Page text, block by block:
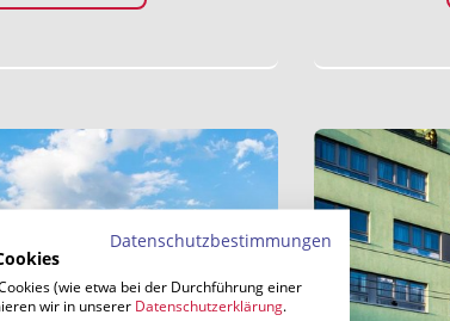
Datenschutzbestimmungen
(wie etwa bei der Durchführung einer
wir in unserer Datenschutzerklärung.